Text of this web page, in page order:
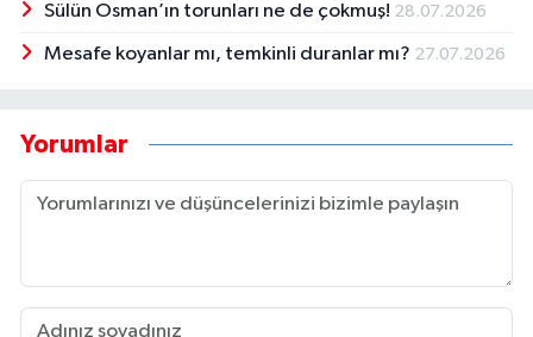
Sülün Osman’ın torunları ne de çokmuş! 28.07.2026
Mesafe koyanlar mı, temkinli duranlar mı? 27.07.2026
Yorumlar